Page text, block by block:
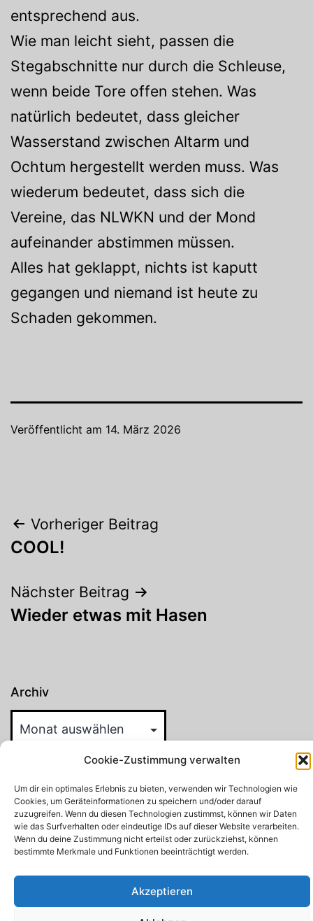
Cookie-Zustimmung verwalten
Um dir ein optimales Erlebnis zu bieten, verwenden wir Technologien wie
Cookies, um Geräteinformationen zu speichern und/oder darauf
zuzugreifen. Wenn du diesen Technologien zustimmst, können wir Daten
wie das Surfverhalten oder eindeutige IDs auf dieser Website verarbeiten.
Wenn du deine Zustimmung nicht erteilst oder zurückziehst, können
bestimmte Merkmale und Funktionen beeinträchtigt werden.
Akzeptieren
entsprechend aus.
Wie man leicht sieht, passen die
Stegabschnitte nur durch die Schleuse,
wenn beide Tore offen stehen. Was
natürlich bedeutet, dass gleicher
Wasserstand zwischen Altarm und
Ochtum hergestellt werden muss. Was
wiederum bedeutet, dass sich die
Vereine, das NLWKN und der Mond
aufeinander abstimmen müssen.
Alles hat geklappt, nichts ist kaputt
gegangen und niemand ist heute zu
Schaden gekommen.
Veröffentlicht am 14. März 2026
Beitragsnavigation
Vorheriger Beitrag
COOL!
Nächster Beitrag
Wieder etwas mit Hasen
Archiv
Suchen